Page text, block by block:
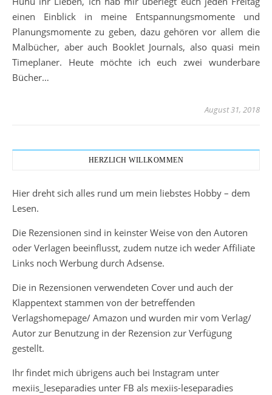
einen Einblick in meine Entspannungsmomente und
Planungsmomente zu geben, dazu gehören vor allem die
Malbücher, aber auch Booklet Journals, also quasi mein
Timeplaner. Heute möchte ich euch zwei wunderbare
Bücher…
August 31, 2018
HERZLICH WILLKOMMEN
Hier dreht sich alles rund um mein liebstes Hobby – dem
Lesen.
Die Rezensionen sind in keinster Weise von den Autoren
oder Verlagen beeinflusst, zudem nutze ich weder Affiliate
Links noch Werbung durch Adsense.
Die in Rezensionen verwendeten Cover und auch der
Klappentext stammen von der betreffenden
Verlagshomepage/ Amazon und wurden mir vom Verlag/
Autor zur Benutzung in der Rezension zur Verfügung
gestellt.
Ihr findet mich übrigens auch bei Instagram unter
mexiis_leseparadies unter FB als mexiis-leseparadies